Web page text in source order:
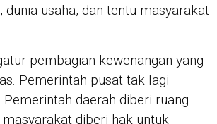
dunia usaha, dan tentu masyarakat
pembagian kewenangan yang
Pemerintah pusat tak lagi
daerah diberi ruang
diberi hak untuk